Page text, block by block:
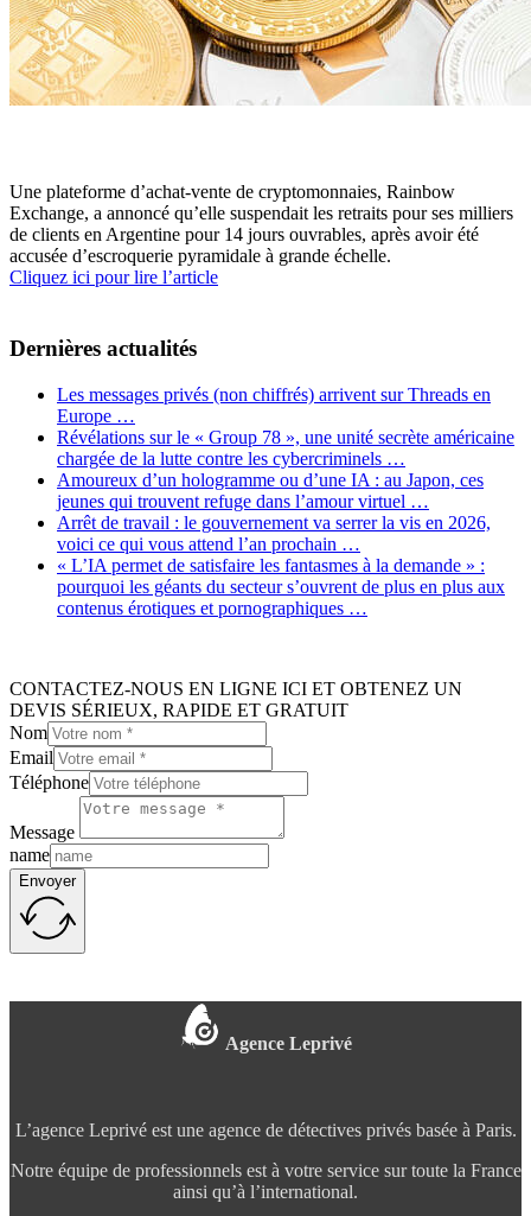
Une plateforme d’achat-vente de cryptomonnaies, Rainbow
Exchange, a annoncé qu’elle suspendait les retraits pour ses milliers
de clients en Argentine pour 14 jours ouvrables, après avoir été
accusée d’escroquerie pyramidale à grande échelle.
Cliquez ici pour lire l’article
Dernières actualités
Les messages privés (non chiffrés) arrivent sur Threads en
Europe …
Révélations sur le « Group 78 », une unité secrète américaine
chargée de la lutte contre les cybercriminels …
Amoureux d’un hologramme ou d’une IA : au Japon, ces
jeunes qui trouvent refuge dans l’amour virtuel …
Arrêt de travail : le gouvernement va serrer la vis en 2026,
voici ce qui vous attend l’an prochain …
« L’IA permet de satisfaire les fantasmes à la demande » :
pourquoi les géants du secteur s’ouvrent de plus en plus aux
contenus érotiques et pornographiques …
CONTACTEZ-NOUS EN LIGNE ICI ET OBTENEZ UN
DEVIS SÉRIEUX, RAPIDE ET GRATUIT
Nom
Email
Téléphone
Message
name
Envoyer
Agence Leprivé
L’agence Leprivé est une agence de détectives privés basée à Paris.
Notre équipe de professionnels est à votre service sur toute la France
ainsi qu’à l’international.